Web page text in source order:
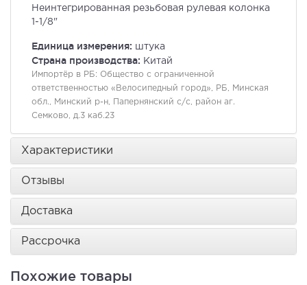
Неинтегрированная резьбовая рулевая колонка
1-1/8"
Единица измерения: штука
Страна производства: Китай
Импортёр в РБ: Общество с ограниченной
ответственностью «Велосипедный город», РБ, Минская
обл., Минский р-н, Папернянский с/с, район аг.
Семково, д.3 каб.23
Характеристики
Отзывы
Доставка
Рассрочка
Похожие товары